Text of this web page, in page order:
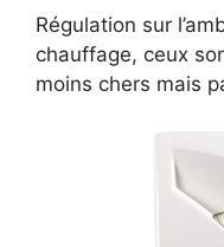
Régulation sur
chauffage, ceux
moins chers mais